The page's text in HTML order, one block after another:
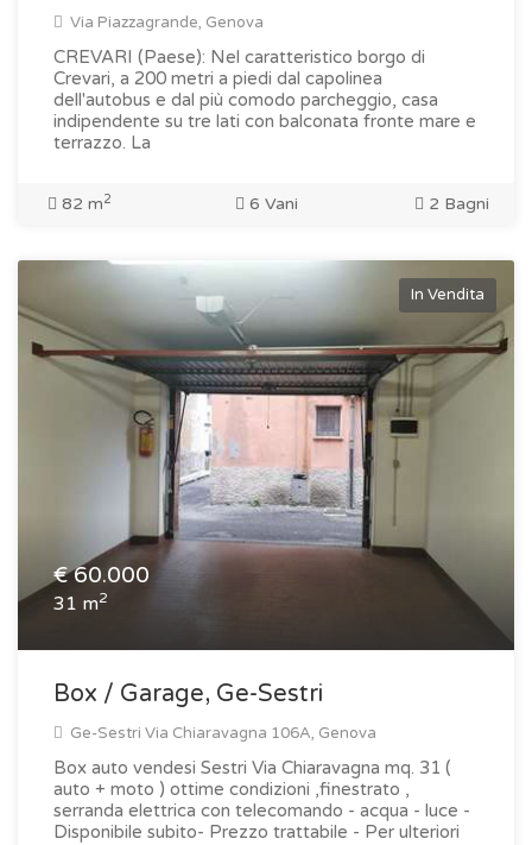
Via Piazzagrande, Genova
CREVARI (Paese): Nel caratteristico borgo di
Crevari, a 200 metri a piedi dal capolinea
dell'autobus e dal più comodo parcheggio, casa
indipendente su tre lati con balconata fronte mare e
terrazzo. La
82 m2 6 Vani 2 Bagni
In Vendita
€60.000
31 m2
Box / Garage, Ge-Sestri
Ge-Sestri Via Chiaravagna 106A, Genova
Box auto vendesi Sestri Via Chiaravagna mq. 31 (
auto + moto ) ottime condizioni ,finestrato ,
serranda elettrica con telecomando - acqua - luce -
Disponibile subito- Prezzo trattabile - Per ulteriori